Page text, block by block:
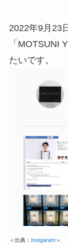
2022年9月23
「MOTSUNI
たいです。
＜出典： Instgaram＞